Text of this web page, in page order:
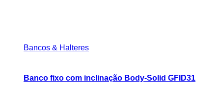
Bancos & Halteres
Banco fixo com inclinação Body-Solid GFID31